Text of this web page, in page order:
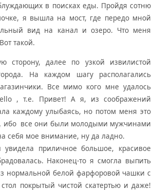
в поисках еды. Пройдя сотню
я вышла на мост, где передо мной
вид на канал и озеро. Что меня
такой.
сторону, далее по узкой извилистой
На каждом шагу располагались
Все мимо кого мне удалось
, т.е. Привет! А я, из соображений
каждому улыбаясь, но потом меня это
ибо все они были молодыми мужчинами
себя мое внимание, ну да ладно.
приличное большое, красивое
Наконец-то я смогла выпить
нормальной белой фарфоровой чашки с
покрытый чистой скатертью и даже!